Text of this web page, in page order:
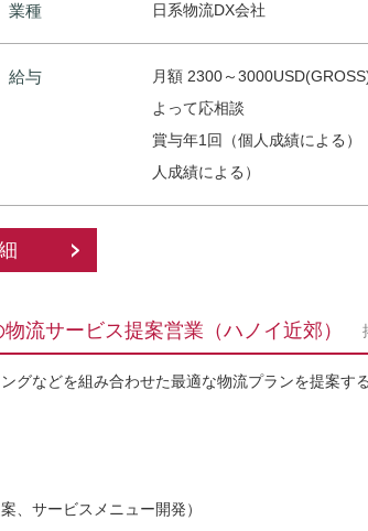
業種 日系物流DX会社
給与
月額 2300～
よって応相談
賞与年1回（個人成績による
人成績による）
流サービス提案営業（ハノイ近郊）
グなどを組み合わせた最適な物流プランを提案す
、サービスメニュー開発）